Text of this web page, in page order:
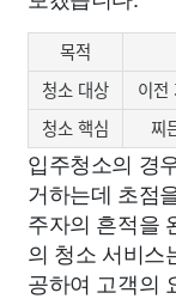
목적
청소 대상
이전
청소 핵심
찌
입주청소의 경
거하는데 초점
주자의 흔적을
의 청소 서비스
공하여 고객의